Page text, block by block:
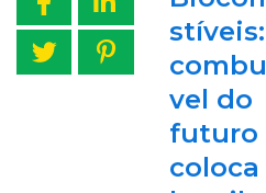
vel do
futuro
coloca